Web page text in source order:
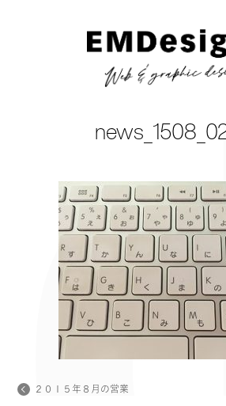
２０１５年８月の営業